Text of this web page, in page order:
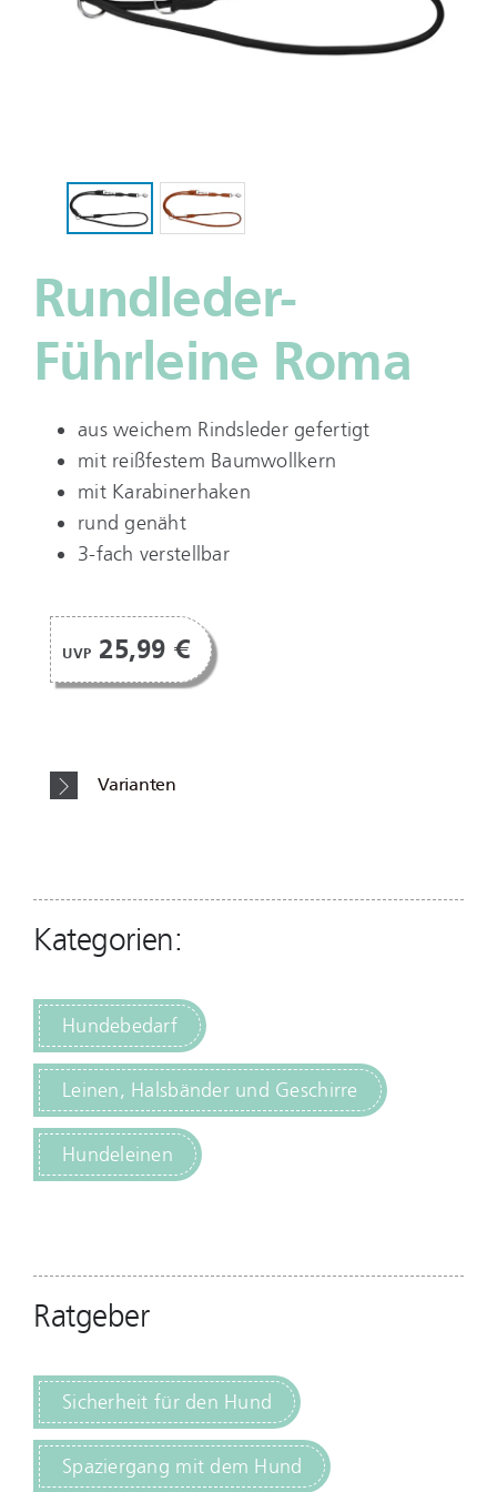
Rundleder-
Führleine Roma
aus weichem Rindsleder gefertigt
mit reißfestem Baumwollkern
mit Karabinerhaken
rund genäht
3-fach verstellbar
UVP 25,99 €
Varianten
Kategorien:
Hundebedarf
Leinen, Halsbänder und Geschirre
Hundeleinen
Ratgeber
Sicherheit für den Hund
Spaziergang mit dem Hund